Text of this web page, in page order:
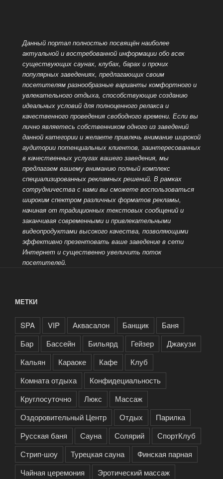
Данный портал полностью посвящён наиболее
актуальной и востребованной информации обо всех
существующих саунах, клубах, барах и прочих
популярных заведениях, предлагающих своим
посетителям разнообразные варианты комфортного и
увлекательного отдыха, способствующие созданию
идеальных условий для полноценного релакса и
качественного проведения свободного времени. Если вы
лично являетесь собственником одного из заведений
данной категории и желаете привлечь внимание широкой
аудитории потенциальных клиентов, заинтересованных
в качественных услугах вашего заведения, мы
предлагаем вашему вниманию полный комплекс
специализированных рекламных решений. В рамках
сотрудничества с нами вы сможете воспользоваться
широким спектром различных форматов рекламы,
начиная от традиционных текстовых сообщений и
заканчивая современными и привлекательными
видеопродуктами высокого качества, позволяющими
эффективно презентовать ваше заведение в сети
Интернет и существенно увеличить поток
посетителей.
МЕТКИ
SPA VIP Аквасалон Банщик
Баня
Бар
Бассейн Бильярд Гейзер
Джакузи
Кальян
Караоке Кафе
Клуб
Комната отдыха
Конфидециальность
Круглосуточно
Люкс
Массаж
Оздоровительный Центр
Отдых
Парилка
Русская баня
Сауна Солярий
СпортКлуб
Стрип-шоу
Турецкая сауна
Финская парная
Чайная церемония
Эротический массаж